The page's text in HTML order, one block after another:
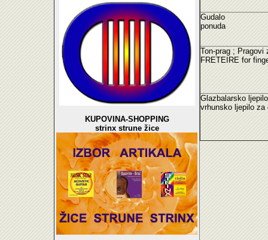
KUPOVINA-SHOPPING
strinx strune žice
Gudalo
ponuda
Ton-prag ; Pragovi
FRETEIRE for
Glazbalarsko
vrhunsko ljepilo za